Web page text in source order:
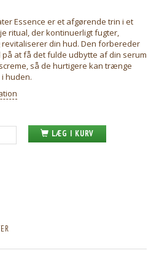
Essence er et afgørende trin i et
ritual, der kontinuerligt fugter,
din hud. Den forbereder
på at få det fulde udbytte af din serum
så de hurtigere kan trænge
huden.
LÆG I KURV